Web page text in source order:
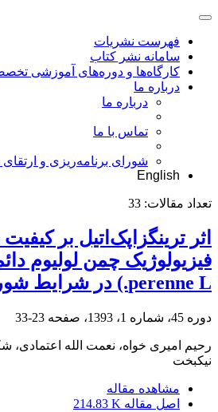
فهرست نشریات
سامانه نشر کتاب
کارگاه‌ها و دوره‌های آموزشی
درباره ما
درباره ما
تماس با ما
شورای برنامه‌ریزی و
English
تعداد مقالات: 33
اثر ترینگزاپک‌اتیل بر
perenne L.) در شرایط شوری
دوره 45، شماره 1، 1393، صفحه 23-33
رحیم امیری خواه، نعمت الله اعتمادی،
نیکبخت
مشاهده مقاله
اصل مقاله 214.83 K